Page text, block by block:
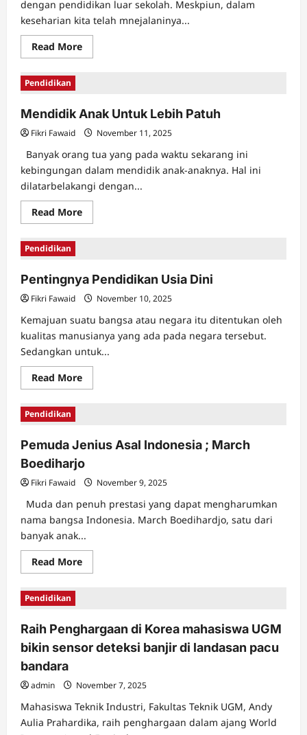
dengan pendidikan luar sekolah. Meskpiun, dalam
keseharian kita telah mnejalaninya...
Read MoreRead
more
Pendidikan
Mendidik Anak Untuk Lebih Patuh
Fikri Fawaid November 11, 2025
Banyak orang tua yang pada waktu sekarang ini
kebingungan dalam mendidik anak-anaknya. Hal ini
dilatarbelakangi dengan...
Read MoreRead
more
Patuh
Pendidikan
Pentingnya Pendidikan Usia Dini
Fikri Fawaid November 10, 2025
Kemajuan suatu bangsa atau negara itu ditentukan oleh
kualitas manusianya yang ada pada negara tersebut.
Sedangkan untuk...
Read MoreRead
more
Pendidikan
Pemuda Jenius Asal Indonesia ; March
Boediharjo
Fikri Fawaid November 9, 2025
Muda dan penuh prestasi yang dapat mengharumkan
nama bangsa Indonesia. March Boedihardjo, satu dari
banyak anak...
Read MoreRead
more
;
March
Boediharjo
Pendidikan
Raih Penghargaan di Korea mahasiswa UGM
bikin sensor deteksi banjir di landasan pacu
bandara
admin November 7, 2025
Mahasiswa Teknik Industri, Fakultas Teknik UGM, Andy
Aulia Prahardika, raih penghargaan dalam ajang World